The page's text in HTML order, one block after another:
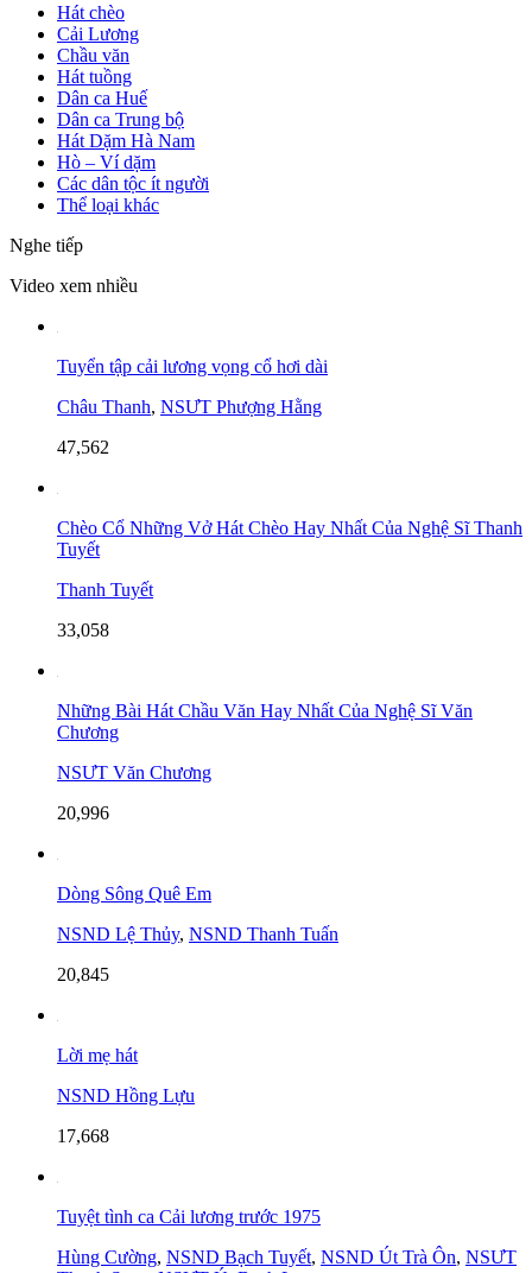
Hát chèo
Cải Lương
Chầu văn
Hát tuồng
Dân ca Huế
Dân ca Trung bộ
Hát Dặm Hà Nam
Hò – Ví dặm
Các dân tộc ít người
Thể loại khác
Nghe tiếp
Video xem nhiều
Tuyển tập cải lương vọng cổ hơi dài
Châu Thanh, NSƯT Phượng Hằng
47,562
Chèo Cổ Những Vở Hát Chèo Hay Nhất Của Nghệ Sĩ Thanh
Tuyết
Thanh Tuyết
33,058
Những Bài Hát Chầu Văn Hay Nhất Của Nghệ Sĩ Văn
Chương
NSƯT Văn Chương
20,996
Dòng Sông Quê Em
NSND Lệ Thủy, NSND Thanh Tuấn
20,845
Lời mẹ hát
NSND Hồng Lựu
17,668
Tuyệt tình ca Cải lương trước 1975
Hùng Cường, NSND Bạch Tuyết, NSND Út Trà Ôn, NSƯT